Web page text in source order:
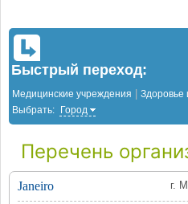
Быстрый переход:
Медицинские учреждения Здоровье
Выбрать:
Город
Перечень
г.
Janeiro